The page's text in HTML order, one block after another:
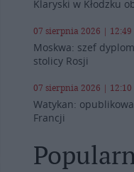
Klaryski w Kłodzku
07 sierpnia 2026 | 12:49
Moskwa: szef
stolicy Rosji
07 sierpnia 2026 | 12:10
Watykan:
Francji